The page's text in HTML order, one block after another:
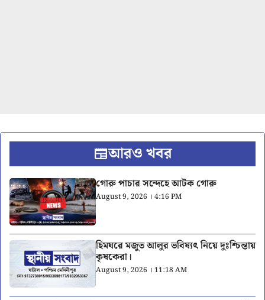
আরও খবর
গোরু পাচার সন্দেহে আটক গোরু
August 9, 2026 । 4:16 PM
হিমঘরে মজুত আলুর ভবিষ্যৎ নিয়ে দুঃশ্চিন্তায়
কৃষকেরা।
August 9, 2026 । 11:18 AM